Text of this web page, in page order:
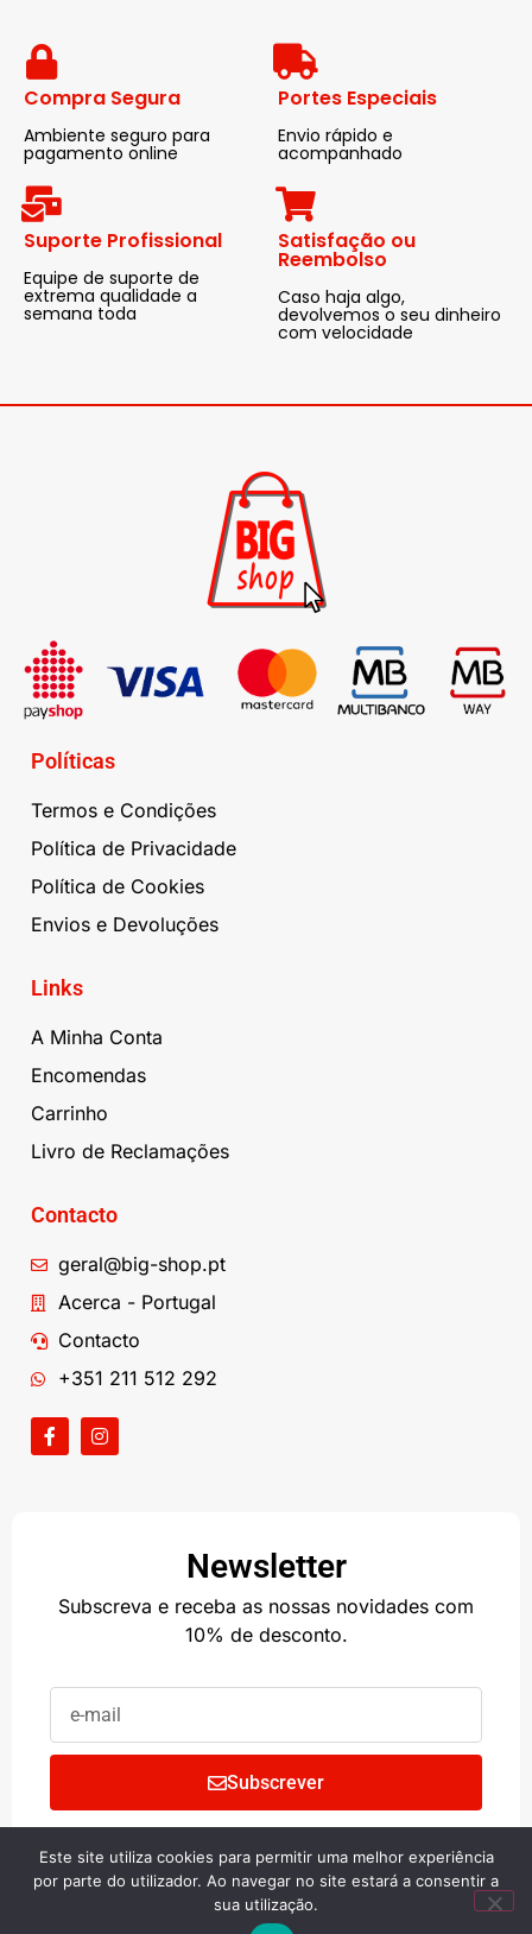
Compra Segura
Ambiente seguro para
pagamento online
Portes Especiais
Envio rápido e
acompanhado
Suporte Profissional
Equipe de suporte de
extrema qualidade a
semana toda
Satisfação ou
Reembolso
Caso haja algo,
devolvemos o seu dinheiro
com velocidade
Políticas
Termos e Condições
Política de Privacidade
Política de Cookies
Envios e Devoluções
Links
A Minha Conta
Encomendas
Carrinho
Livro de Reclamações
Contacto
geral@big-shop.pt
Acerca - Portugal
Contacto
+351 211 512 292
Newsletter
Subscreva e receba as nossas novidades com
10% de desconto.
Subscrever
Copyright © 2024 • BIG SHOP
Este site utiliza cookies para permitir uma melhor experiência
por parte do utilizador. Ao navegar no site estará a consentir a
sua utilização.